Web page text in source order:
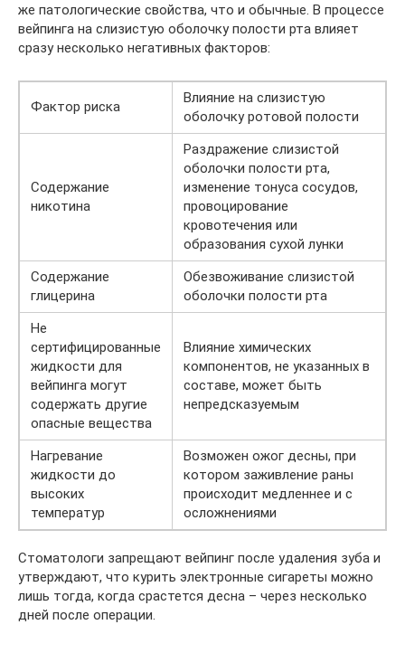
же патологические свойства, что и обычные. В процессе
вейпинга на слизистую оболочку полости рта влияет
сразу несколько негативных факторов:
Фактор риска
Влияние на слизистую
оболочку ротовой полости
Содержание
никотина
Раздражение слизистой
оболочки полости рта,
изменение тонуса сосудов,
провоцирование
кровотечения или
образования сухой лунки
Содержание
глицерина
Обезвоживание слизистой
оболочки полости рта
Не
сертифицированные
жидкости для
вейпинга могут
содержать другие
опасные вещества
Влияние химических
компонентов, не указанных в
составе, может быть
непредсказуемым
Нагревание
жидкости до
высоких
температур
Возможен ожог десны, при
котором заживление раны
происходит медленнее и с
осложнениями
Стоматологи запрещают вейпинг после удаления зуба и
утверждают, что курить электронные сигареты можно
лишь тогда, когда срастется десна – через несколько
дней после операции.